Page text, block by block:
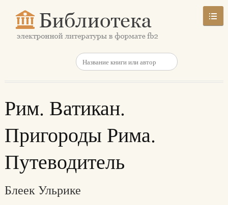
Рим. Ватикан.
Пригороды Рима.
Путеводитель
Блеек Ульрике